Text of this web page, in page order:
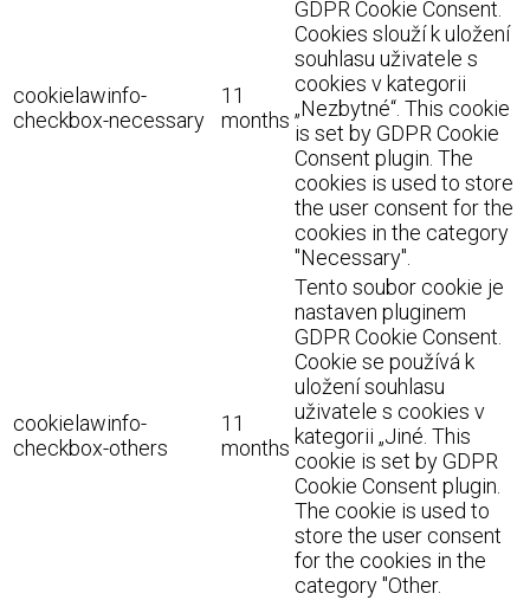
cookielawinfo-
checkbox-necessary
11
months
GDPR Cookie Consent.
Cookies slouží k uložení
souhlasu uživatele s
cookies v kategorii
„Nezbytné“. This cookie
is set by GDPR Cookie
Consent plugin. The
cookies is used to store
the user consent for the
cookies in the category
"Necessary".
cookielawinfo-
checkbox-others
11
months
Tento soubor cookie je
nastaven pluginem
GDPR Cookie Consent.
Cookie se používá k
uložení souhlasu
uživatele s cookies v
kategorii „Jiné. This
cookie is set by GDPR
Cookie Consent plugin.
The cookie is used to
store the user consent
for the cookies in the
category "Other.